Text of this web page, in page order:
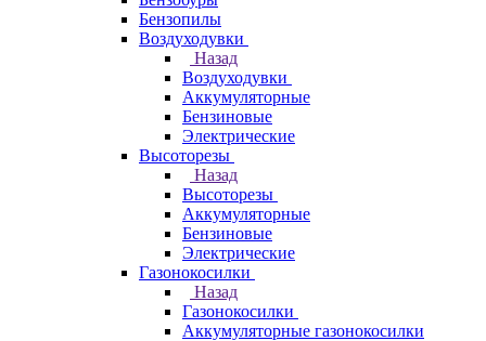
Бензопилы
Воздуходувки
Назад
Воздуходувки
Аккумуляторные
Бензиновые
Электрические
Высоторезы
Назад
Высоторезы
Аккумуляторные
Бензиновые
Электрические
Газонокосилки
Назад
Газонокосилки
Аккумуляторные газонокосилки